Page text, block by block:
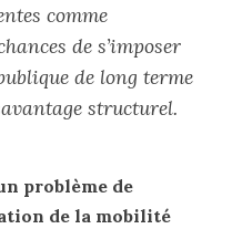
comme
de s’imposer
de long terme
structurel.
problème de
de la mobilité